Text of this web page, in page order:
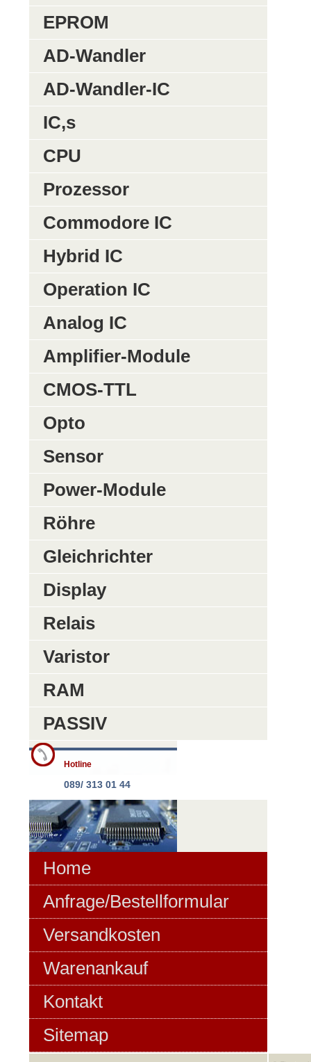
EPROM
AD-Wandler
AD-Wandler-IC
IC,s
CPU
Prozessor
Commodore IC
Hybrid IC
Operation IC
Analog IC
Amplifier-Module
CMOS-TTL
Opto
Sensor
Power-Module
Röhre
Gleichrichter
Display
Relais
Varistor
RAM
PASSIV
Hotline
089/ 313 01 44
Home
Anfrage/Bestellformular
Versandkosten
Warenankauf
Kontakt
Sitemap